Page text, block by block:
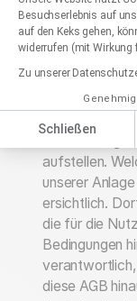
Besuchserlebnis auf
auf den Keks gehen,
widerrufen (mit Wirkung
Zu unserer
Schließen
Richtigkeit
Dienste oder
die für Sie
gem. den
Für die
die Anbieter
AGB
aufstellen.
unserer
ersichtlich.
die für die
Bedingungen
diese AGB